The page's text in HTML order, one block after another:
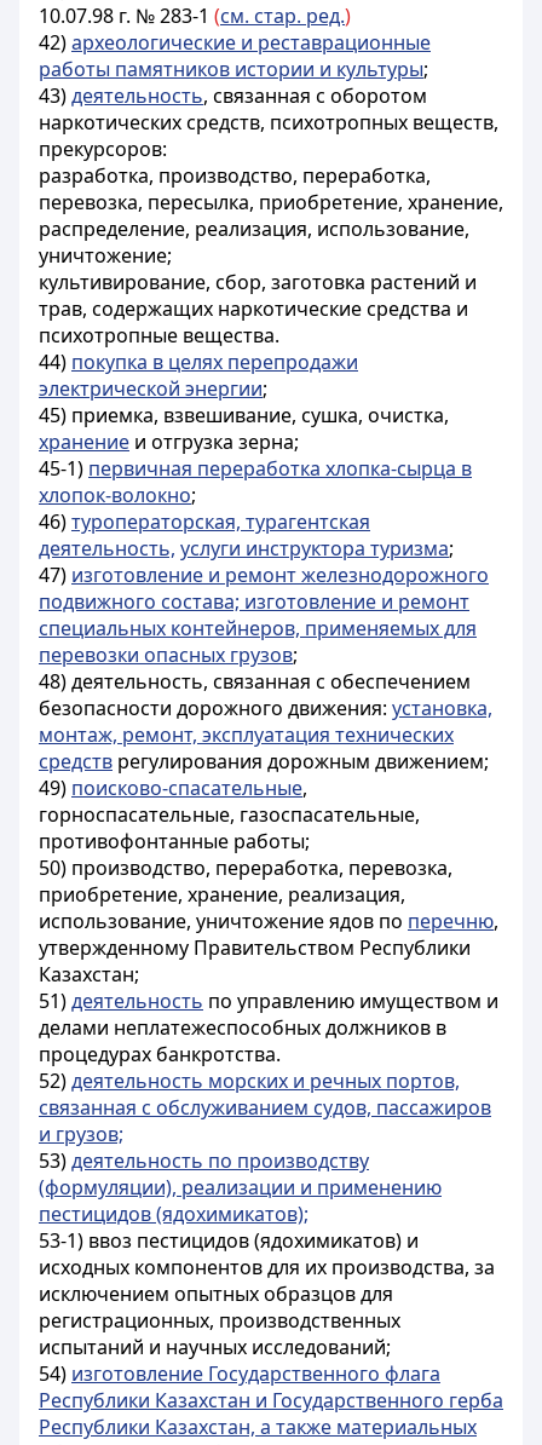
10.07.98 г. № 283-1 (см. стар. ред.)
42)археологические и реставрационные
работы памятников истории и культуры;
43)деятельность, связанная с оборотом
наркотических средств, психотропных веществ,
прекурсоров:
разработка, производство, переработка,
перевозка, пересылка, приобретение, хранение,
распределение, реализация, использование,
уничтожение;
культивирование, сбор, заготовка растений и
трав, содержащих наркотические средства и
психотропные вещества.
44) покупка в целях перепродажи
электрической энергии;
45) приемка, взвешивание, сушка, очистка,
хранение и отгрузка зерна;
45-1) первичная переработка хлопка-сырца в
хлопок-волокно;
46)туроператорская, турагентская
деятельность, услуги инструктора туризма;
47) изготовление и ремонт железнодорожного
подвижного состава; изготовление и ремонт
специальных контейнеров, применяемых для
перевозки опасных грузов;
48) деятельность, связанная с обеспечением
безопасности дорожного движения: установка,
монтаж, ремонт, эксплуатация технических
средств регулирования дорожным движением;
49) поисково-спасательные,
горноспасательные, газоспасательные,
противофонтанные работы;
50) производство, переработка, перевозка,
приобретение, хранение, реализация,
использование, уничтожение ядов по перечню,
утвержденному Правительством Республики
Казахстан;
51)деятельность по управлению имуществом и
делами неплатежеспособных должников в
процедурах банкротства.
52)деятельность морских и речных портов,
связанная с обслуживанием судов, пассажиров
и грузов;
53)деятельность по производству
(формуляции), реализации и применению
пестицидов (ядохимикатов);
53-1) ввоз пестицидов (ядохимикатов) и
исходных компонентов для их производства, за
исключением опытных образцов для
регистрационных, производственных
испытаний и научных исследований;
54) изготовление Государственного флага
Республики Казахстан и Государственного герба
Республики Казахстан, а также материальных